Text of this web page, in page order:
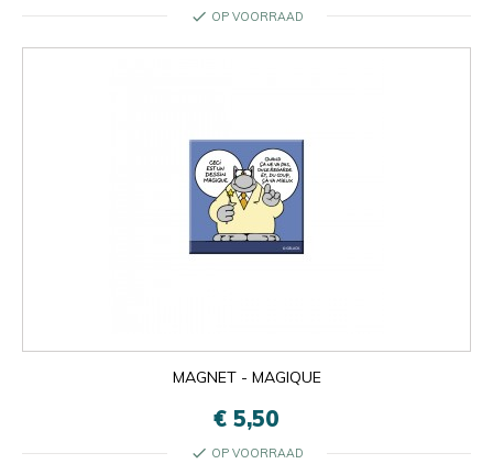
check OP VOORRAAD
MAGNET - MAGIQUE
€ 5,50
check OP VOORRAAD